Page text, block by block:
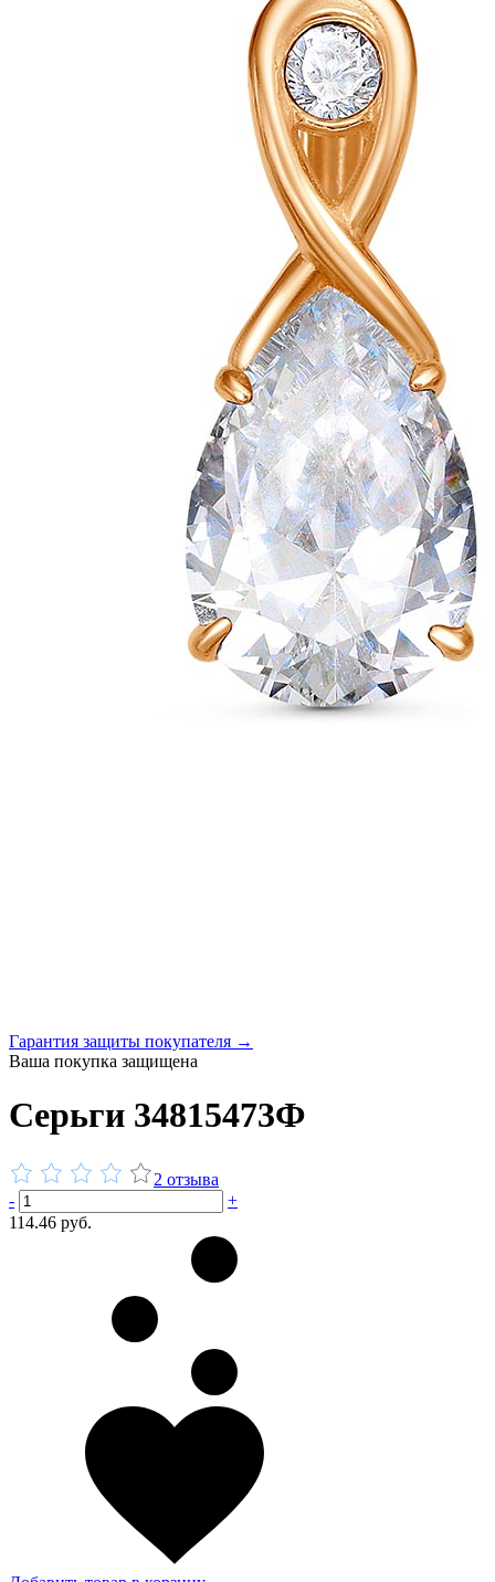
Гарантия защиты покупателя →
Ваша покупка защищена
Серьги 34815473Ф
2 отзыва
-
+
114.46 руб.